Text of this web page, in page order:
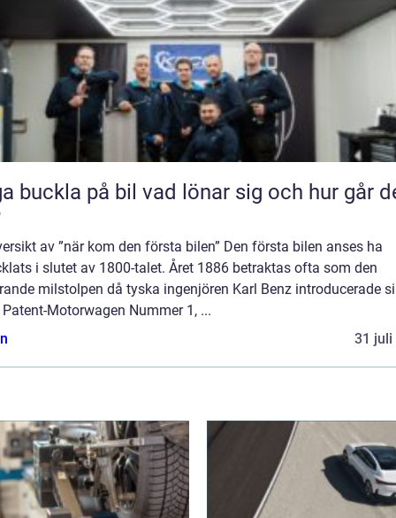
på bil vad lönar sig och hur går det
av ”när kom den första bilen” Den första bilen anses ha
i slutet av 1800-talet. Året 1886 betraktas ofta som den
milstolpen då tyska ingenjören Karl Benz introducerade
Motorwagen Nummer 1, ...
31 juli